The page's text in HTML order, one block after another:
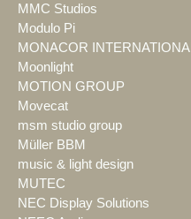
MMC Studios
Modulo Pi
MONACOR INTERNATIONAL
Moonlight
MOTION GROUP
Movecat
msm studio group
Müller BBM
music & light design
MUTEC
NEC Display Solutions